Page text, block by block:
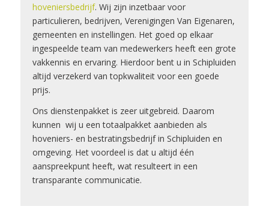
hoveniersbedrijf. Wij zijn inzetbaar voor
particulieren, bedrijven, Verenigingen Van Eigenaren,
gemeenten en instellingen. Het goed op elkaar
ingespeelde team van medewerkers heeft een grote
vakkennis en ervaring. Hierdoor bent u in Schipluiden
altijd verzekerd van topkwaliteit voor een goede
prijs.
Ons dienstenpakket is zeer uitgebreid. Daarom
kunnen wij u een totaalpakket aanbieden als
hoveniers- en bestratingsbedrijf in Schipluiden en
omgeving. Het voordeel is dat u altijd één
aanspreekpunt heeft, wat resulteert in een
transparante communicatie.